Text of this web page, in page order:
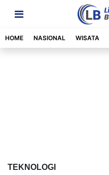
HOME NASIONAL WISATA
TEKNOLOGI